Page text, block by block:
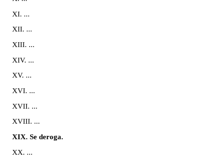
XI. ...
XII. ...
XIII. ...
XIV. ...
XV. ...
XVI. ...
XVII. ...
XVIII. ...
XIX. Se deroga.
XX. ...